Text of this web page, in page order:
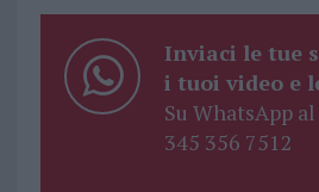
Inviaci le tue
i tuoi video e
Su WhatsApp
345 356 7512